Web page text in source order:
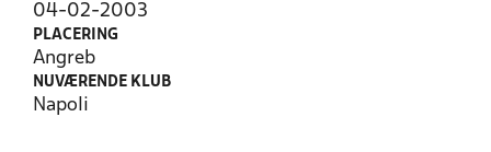
04-02-2003
PLACERING
Angreb
NUVÆRENDE KLUB
Napoli